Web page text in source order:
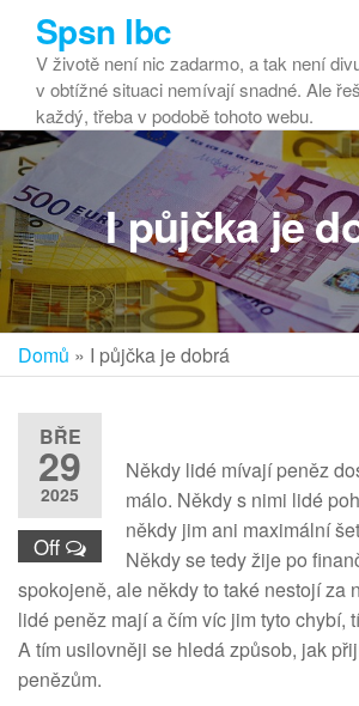
Přeskočit
obsah
Spsn lbc
V životě není nic zadarmo, a tak není
v obtížné situaci nemívají snadné. Ale
každý, třeba v podobě tohoto webu.
I půjčka je
Domů » I půjčka je dobrá
BŘE
29
2025
Off
Někdy lidé mívají peněz
málo. Někdy s nimi lidé
někdy jim ani maximální
Někdy se tedy žije po
spokojeně, ale někdy to také nestojí za
lidé peněz mají a čím víc jim tyto chybí,
A tím usilovněji se hledá způsob, jak
penězům.